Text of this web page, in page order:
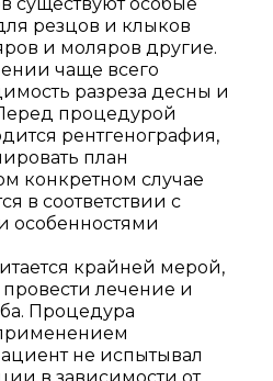
резцов и клыков
и моляров другие.
чаще всего
разреза десны и
процедурой
рентгенография,
план
конкретном случае
в соответствии с
крайней мерой,
лечение и
Процедура
не испытывал